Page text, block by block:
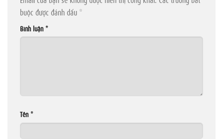
buộc được đánh dấu *
Bình luận *
Tên *